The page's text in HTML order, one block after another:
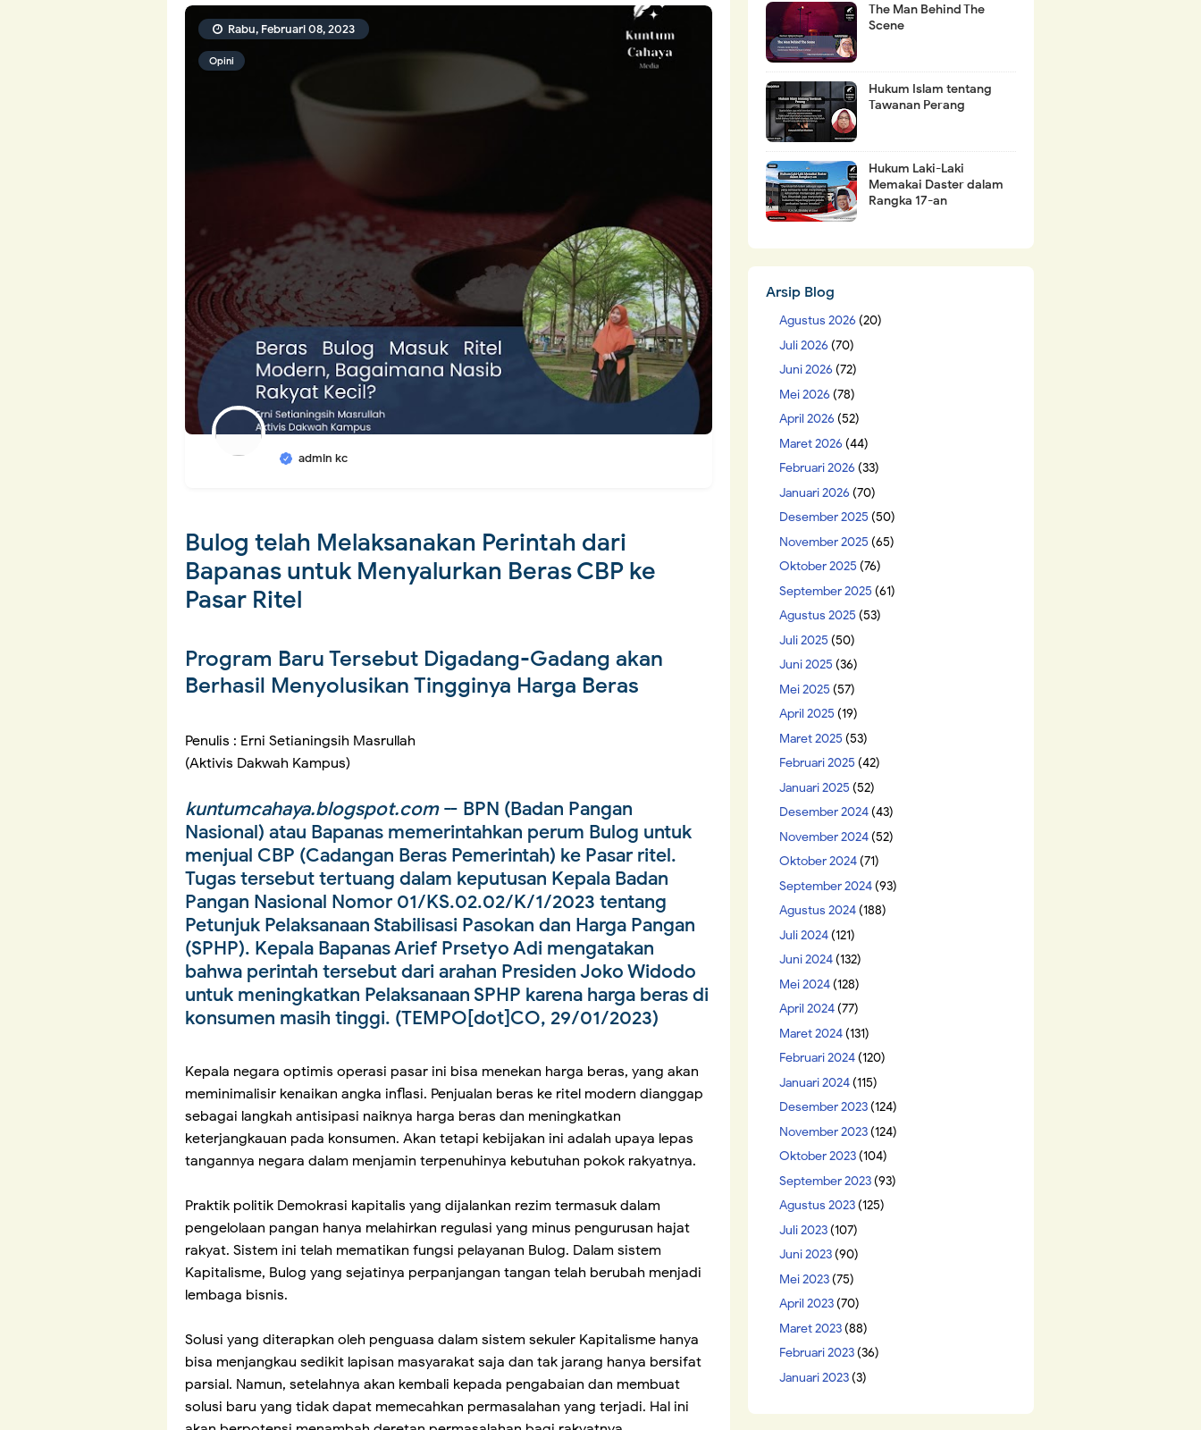
Opini
admin kc
Rabu, Februari 08, 2023
Bulog telah Melaksanakan Perintah dari
Bapanas untuk Menyalurkan Beras CBP ke
Pasar Ritel
Program Baru Tersebut Digadang-Gadang akan
Berhasil Menyolusikan Tingginya Harga Beras
Penulis : Erni Setianingsih Masrullah
(Aktivis Dakwah Kampus)
kuntumcahaya.blogspot.com-- BPN (Badan Pangan
Nasional) atau Bapanas memerintahkan perum Bulog untuk
menjual CBP (Cadangan Beras Pemerintah) ke Pasar ritel.
Tugas tersebut tertuang dalam keputusan Kepala Badan
Pangan Nasional Nomor 01/KS.02.02/K/1/2023 tentang
Petunjuk Pelaksanaan Stabilisasi Pasokan dan Harga Pangan
(SPHP). Kepala Bapanas Arief Prsetyo Adi mengatakan
bahwa perintah tersebut dari arahan Presiden Joko Widodo
untuk meningkatkan Pelaksanaan SPHP karena harga beras di
konsumen masih tinggi. (TEMPO[dot]CO, 29/01/2023)
Kepala negara optimis operasi pasar ini bisa menekan harga beras, yang akan
meminimalisir kenaikan angka inflasi. Penjualan beras ke ritel modern dianggap
sebagai langkah antisipasi naiknya harga beras dan meningkatkan
keterjangkauan pada konsumen. Akan tetapi kebijakan ini adalah upaya lepas
tangannya negara dalam menjamin terpenuhinya kebutuhan pokok rakyatnya.
Praktik politik Demokrasi kapitalis yang dijalankan rezim termasuk dalam
pengelolaan pangan hanya melahirkan regulasi yang minus pengurusan hajat
rakyat. Sistem ini telah mematikan fungsi pelayanan Bulog. Dalam sistem
Kapitalisme, Bulog yang sejatinya perpanjangan tangan telah berubah menjadi
lembaga bisnis.
Solusi yang diterapkan oleh penguasa dalam sistem sekuler Kapitalisme hanya
bisa menjangkau sedikit lapisan masyarakat saja dan tak jarang hanya bersifat
parsial. Namun, setelahnya akan kembali kepada pengabaian dan membuat
solusi baru yang tidak dapat memecahkan permasalahan yang terjadi. Hal ini
The Man Behind The
Scene
Hukum Islam tentang
Tawanan Perang
Hukum Laki-Laki
Memakai Daster dalam
Rangka 17-an
Arsip Blog
Agustus 2026 (20)
Juli 2026 (70)
Juni 2026 (72)
Mei 2026 (78)
April 2026 (52)
Maret 2026 (44)
Februari 2026 (33)
Januari 2026 (70)
Desember 2025 (50)
November 2025 (65)
Oktober 2025 (76)
September 2025 (61)
Agustus 2025 (53)
Juli 2025 (50)
Juni 2025 (36)
Mei 2025 (57)
April 2025 (19)
Maret 2025 (53)
Februari 2025 (42)
Januari 2025 (52)
Desember 2024(43)
November 2024(52)
Oktober 2024(71)
September 2024(93)
Agustus 2024(188)
Juli 2024(121)
Juni 2024(132)
Mei 2024(128)
April 2024(77)
Maret 2024(131)
Februari 2024(120)
Januari 2024(115)
Desember 2023(124)
November 2023(124)
Oktober 2023(104)
September 2023(93)
Agustus 2023(125)
Juli 2023(107)
Juni 2023(90)
Mei 2023(75)
April 2023(70)
Maret 2023(88)
Februari 2023(36)
Januari 2023(3)